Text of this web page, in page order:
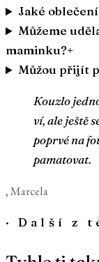
Jaké
Můžeme
maminku?+
Můžou přijít
Kouzlo
ví, ale ještě
poprvé na
pamatovat.
, Marcela
·Další z